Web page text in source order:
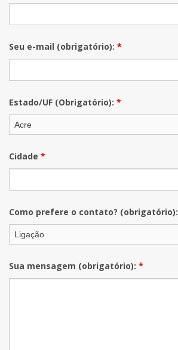
Seu e-mail (obrigatório): *
Estado/UF (Obrigatório): *
Cidade *
Como prefere o contato? (obrigatório):
Sua mensagem (obrigatório): *